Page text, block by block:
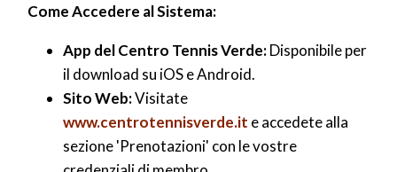
Come Accedere al Sistema:
App del Centro Tennis Verde:Disponibile per
il download su iOS e Android.
Sito Web:Visitate
www.centrotennisverde.it e accedete alla
sezione 'Prenotazioni' con le vostre